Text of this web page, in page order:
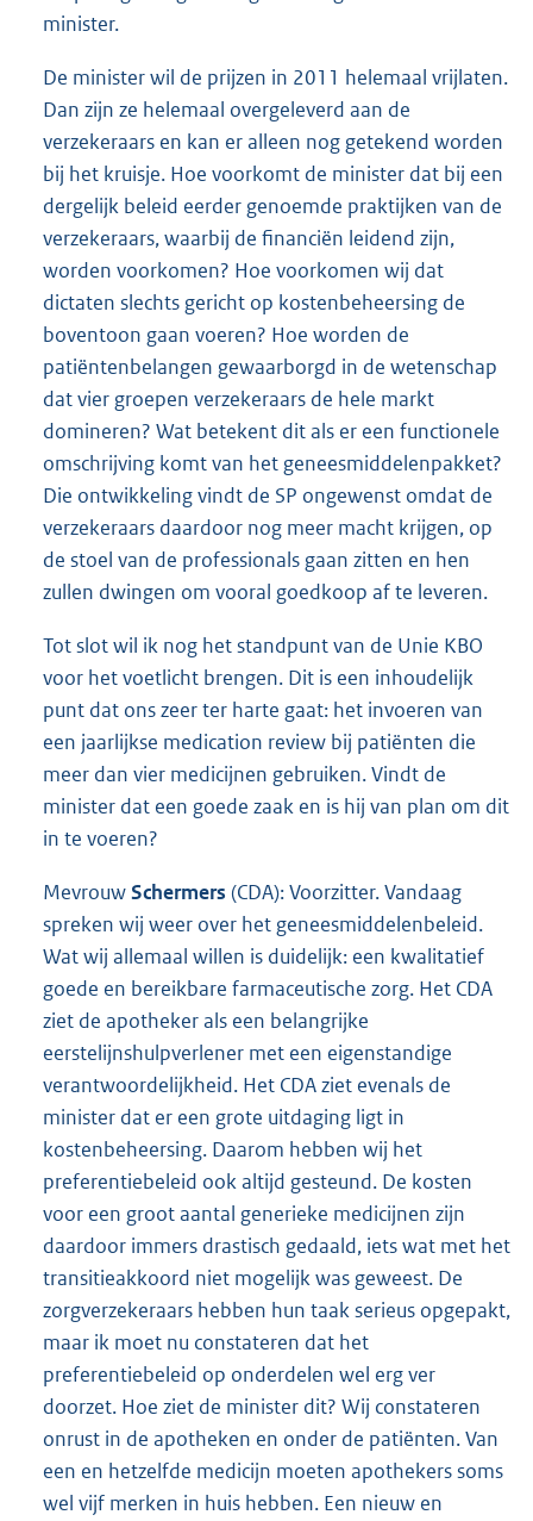
minister.
De minister wil de prijzen in 2011 helemaal vrijlaten.
Dan zijn ze helemaal overgeleverd aan de
verzekeraars en kan er alleen nog getekend worden
bij het kruisje. Hoe voorkomt de minister dat bij een
dergelijk beleid eerder genoemde praktijken van de
verzekeraars, waarbij de financiën leidend zijn,
worden voorkomen? Hoe voorkomen wij dat
dictaten slechts gericht op kostenbeheersing de
boventoon gaan voeren? Hoe worden de
patiëntenbelangen gewaarborgd in de wetenschap
dat vier groepen verzekeraars de hele markt
domineren? Wat betekent dit als er een functionele
omschrijving komt van het geneesmiddelenpakket?
Die ontwikkeling vindt de SP ongewenst omdat de
verzekeraars daardoor nog meer macht krijgen, op
de stoel van de professionals gaan zitten en hen
zullen dwingen om vooral goedkoop af te leveren.
Tot slot wil ik nog het standpunt van de Unie KBO
voor het voetlicht brengen. Dit is een inhoudelijk
punt dat ons zeer ter harte gaat: het invoeren van
een jaarlijkse medication review bij patiënten die
meer dan vier medicijnen gebruiken. Vindt de
minister dat een goede zaak en is hij van plan om dit
in te voeren?
MevrouwSchermers (CDA): Voorzitter. Vandaag
spreken wij weer over het geneesmiddelenbeleid.
Wat wij allemaal willen is duidelijk: een kwalitatief
goede en bereikbare farmaceutische zorg. Het CDA
ziet de apotheker als een belangrijke
eerstelijnshulpverlener met een eigenstandige
verantwoordelijkheid. Het CDA ziet evenals de
minister dat er een grote uitdaging ligt in
kostenbeheersing. Daarom hebben wij het
preferentiebeleid ook altijd gesteund. De kosten
voor een groot aantal generieke medicijnen zijn
daardoor immers drastisch gedaald, iets wat met het
transitieakkoord niet mogelijk was geweest. De
zorgverzekeraars hebben hun taak serieus opgepakt,
maar ik moet nu constateren dat het
preferentiebeleid op onderdelen wel erg ver
doorzet. Hoe ziet de minister dit? Wij constateren
onrust in de apotheken en onder de patiënten. Van
een en hetzelfde medicijn moeten apothekers soms
wel vijf merken in huis hebben. Een nieuw en